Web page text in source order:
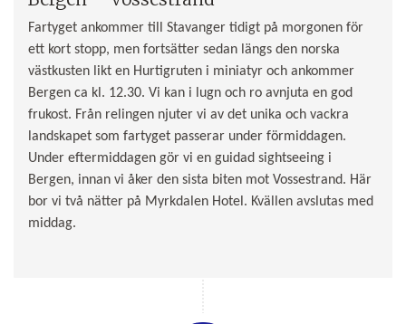
Fartyget ankommer till Stavanger tidigt på morgonen för
ett kort stopp, men fortsätter sedan längs den norska
västkusten likt en Hurtigruten i miniatyr och ankommer
Bergen ca kl. 12.30. Vi kan i lugn och ro avnjuta en god
frukost. Från relingen njuter vi av det unika och vackra
landskapet som fartyget passerar under förmiddagen.
Under eftermiddagen gör vi en guidad sightseeing i
Bergen, innan vi åker den sista biten mot Vossestrand. Här
bor vi två nätter på Myrkdalen Hotel. Kvällen avslutas med
middag.